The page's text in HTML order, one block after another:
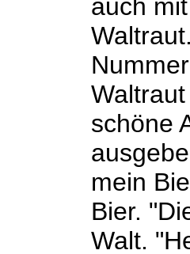
auch
schöne
mein
Bier.
Walt.